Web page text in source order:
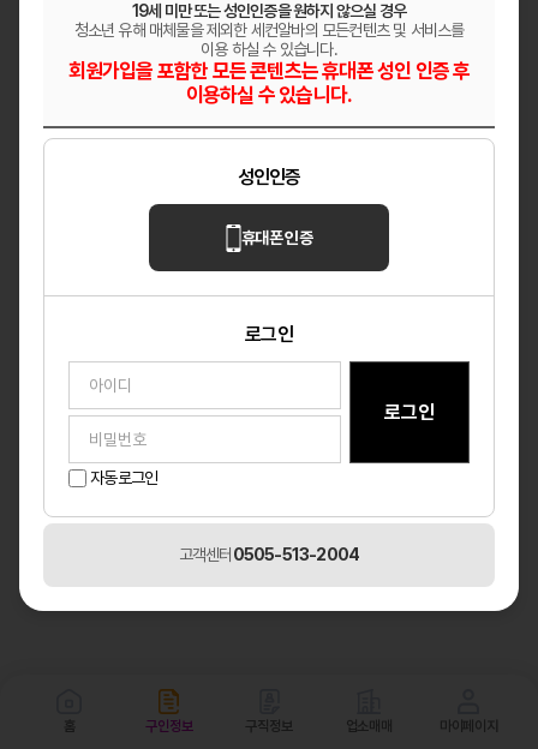
홈 구인정보 구직정보 업소매매 마이페이지
19세 미만 또는 성인인증을 원하지 않으실 경우
청소년 유해 매체물을 제외한 세컨알바의 모든컨텐츠 및 서비스를
이용 하실 수 있습니다.
회원가입을 포함한 모든 콘텐츠는 휴대폰 성인 인증 후
이용하실 수 있습니다.
성인인증
휴대폰 인증
로그인
자동로그인
고객센터 0505-513-2004